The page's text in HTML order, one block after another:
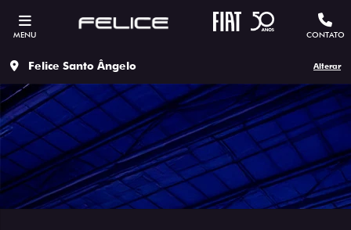
MENU CONTATO
Felice Santo Ângelo Alterar